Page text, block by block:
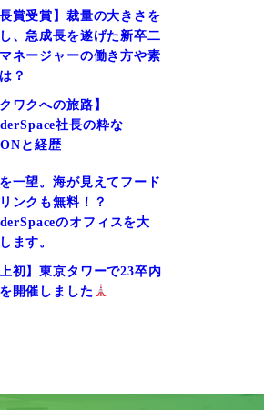
長賞受賞】裁量の大きさを
、急成長を遂げた新卒二
ネージャーの働き方や素
？
クワクへの旅路】
社長の粋な
と経歴
一望。海が見えてフード
ンクも無料！？
のオフィスを大
ます。
上初】東京タワーで23卒内
開催しました